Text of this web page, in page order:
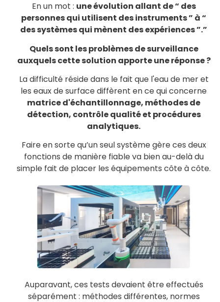
En un mot : une évolution allant de “ des
personnes qui utilisent des instruments ” à “
des systèmes qui mènent des expériences ”.”
Quels sont les problèmes de surveillance
auxquels cette solution apporte une réponse ?
La difficulté réside dans le fait que l'eau de mer et
les eaux de surface diffèrent en ce qui concerne
matrice d'échantillonnage, méthodes de
détection, contrôle qualité et procédures
analytiques.
Faire en sorte qu’un seul système gère ces deux
fonctions de manière fiable va bien au-delà du
simple fait de placer les équipements côte à côte.
Auparavant, ces tests devaient être effectués
séparément : méthodes différentes, normes